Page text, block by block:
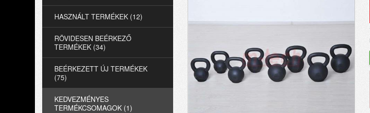
HASZNÁLT TERMÉKEK (12)
RÖVIDESEN BEÉRKEZŐ
TERMÉKEK (34)
BEÉRKEZETT ÚJ TERMÉKEK
(75)
KEDVEZMÉNYES
TERMÉKCSOMAGOK (1)